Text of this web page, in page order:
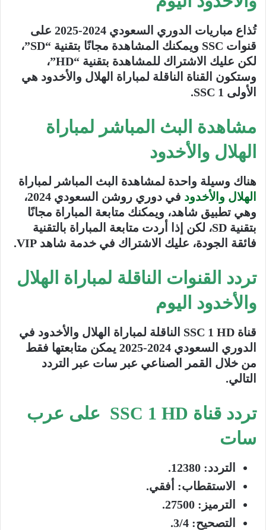
تُذاع مباريات الدوري السعودي 2024-2025 على
قنوات SSC ويمكنك المشاهدة مجانًا بتقنية “SD”،
لكن عليك الاشتراك للمشاهدة بتقنية “HD”،
وستكون القناة الناقلة لمباراة الهلال والأخدود هي
الأولى SSC 1.
مشاهدة البث المباشر لمباراة
الهلال والأخدود
هناك وسيلة واحدة لمشاهدة البث المباشر لمباراة
الهلال والأخدود
في دوري روشن السعودي 2024،
وهي تطبيق شاهد، ويمكنك متابعة المباراة مجانًا
بتقنية SD، لكن إذا أردت متابعة المباراة بالتقنية
فائقة الجودة، عليك الاشتراك في خدمة شاهد VIP.
تردد القنوات الناقلة لمباراة الهلال
والأخدود اليوم
قناة SSC 1 HD الناقلة لمباراة الهلال والأخدود في
الدوري السعودي 2024-2025 يمكن متابعتها فقط
من خلال القمر الصناعي عبر سات عبر التردد
التالي.
تردد قناة SSC 1 HD على عرب
سات
التردد: 12380.
الاستقطاب: أفقي.
الترميز : 27500.
التصحيح: 3/4.